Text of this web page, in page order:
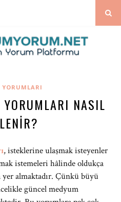
YORUMLARI
YORUMLARI NASIL
, isteklerine ulaşmak isteyenler
istemeleri hâlinde oldukça
yer almaktadır. Çünkü büyü
güncel medyum